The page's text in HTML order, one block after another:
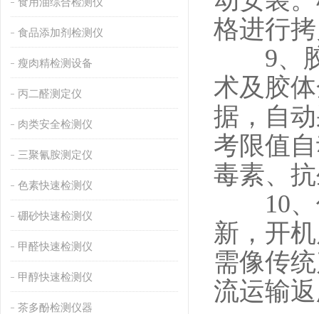
食品添加剂检测仪
瘦肉精检测设备
丙二醛测定仪
肉类安全检测仪
三聚氰胺测定仪
色素快速检测仪
硼砂快速检测仪
甲醛快速检测仪
甲醇快速检测仪
茶多酚检测仪器
格进行
9、胶
术及胶
据，自
考限值
毒素、
10、
新，开
需像传
流运输